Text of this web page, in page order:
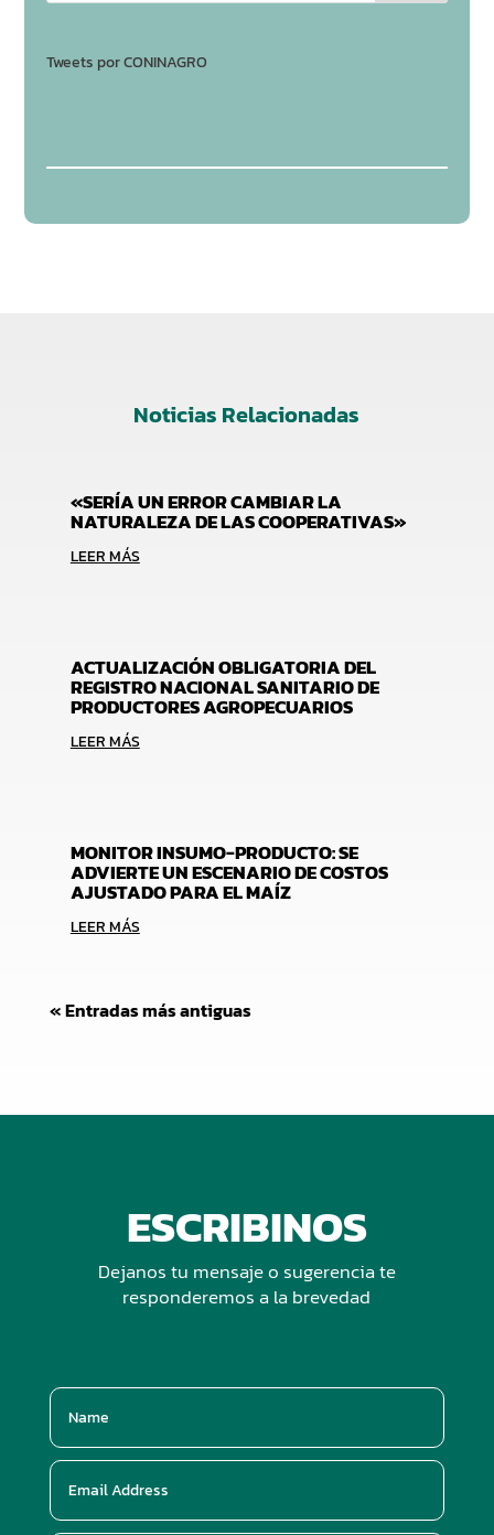
Tweets por CONINAGRO
Noticias Relacionadas
«SERÍA UN ERROR CAMBIAR LA
NATURALEZA DE LAS COOPERATIVAS»
LEER MÁS
ACTUALIZACIÓN OBLIGATORIA DEL
REGISTRO NACIONAL SANITARIO DE
PRODUCTORES AGROPECUARIOS
LEER MÁS
MONITOR INSUMO-PRODUCTO: SE
ADVIERTE UN ESCENARIO DE COSTOS
AJUSTADO PARA EL MAÍZ
LEER MÁS
« Entradas más antiguas
ESCRIBINOS
Dejanos tu mensaje o sugerencia te
responderemos a la brevedad